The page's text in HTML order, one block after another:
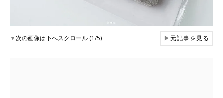
▼次の画像は下へスクロール (1/5) ▶元記事を見る